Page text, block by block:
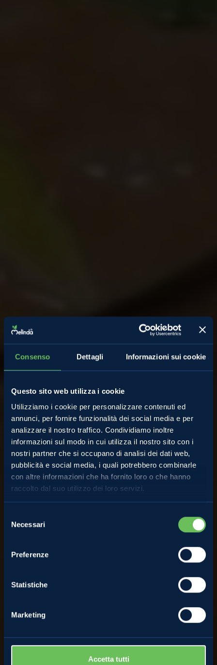
Consenso Dettagli Informazioni sui cookie
Questo sito web utilizza i cookie
Utilizziamo i cookie per personalizzare contenuti ed
annunci, per fornire funzionalità dei social media e per
analizzare il nostro traffico. Condividiamo inoltre
informazioni sul modo in cui utilizza il nostro sito con i
nostri partner che si occupano di analisi dei dati web,
pubblicità e social media, i quali potrebbero combinarle
con altre informazioni che ha fornito loro o che hanno
raccolto dal suo utilizzo dei loro servizi.
delNecessari
Preferenze
Statistiche
Marketing
Accetta tutti
Ricette
Mocktail con estratto di